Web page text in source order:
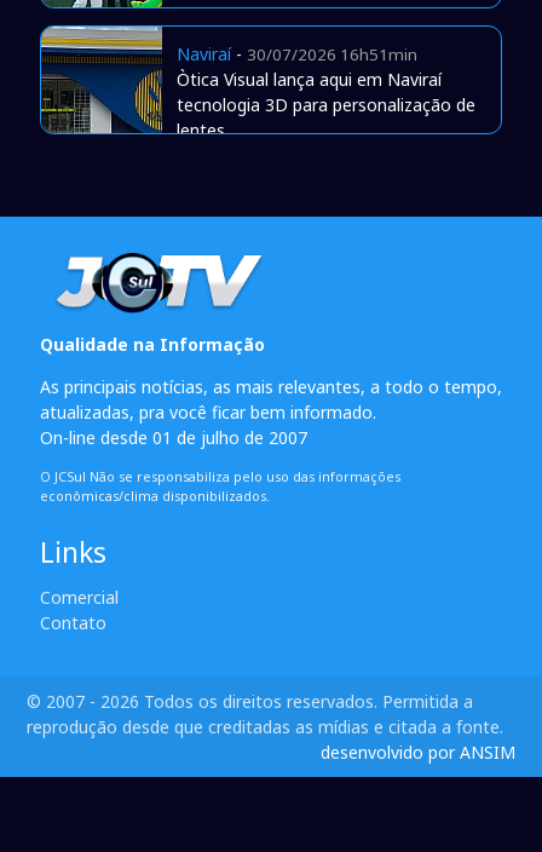
Naviraí- 30/07/2026 16h51min
Òtica Visual lança aqui em Naviraí
tecnologia 3D para personalização de
lentes
Qualidade na Informação
As principais notícias, as mais relevantes, a todo o tempo,
atualizadas, pra você ficar bem informado.
On-line desde 01 de julho de 2007
O JCSul Não se responsabiliza pelo uso das informações
econômicas/clima disponibilizados.
Links
Comercial
Contato
© 2007 - 2026 Todos os direitos reservados. Permitida a
reprodução desde que creditadas as mídias e citada a fonte.
desenvolvido por ANSIM